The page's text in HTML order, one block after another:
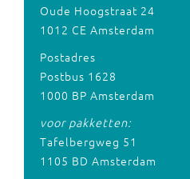
Oude Hoogstraat 24
1012 CE Amsterdam
Postadres
Postbus 1628
1000 BP Amsterdam
voor pakketten:
Tafelbergweg 51
1105 BD Amsterdam